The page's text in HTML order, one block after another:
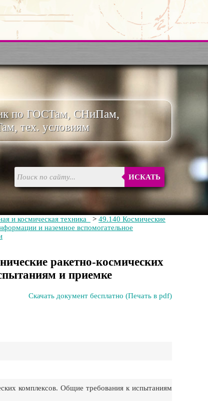
по ГОСТам, СНиПам,
тех. условиям
ИСКАТЬ
и космическая техника > 49.140 Космические
и наземное вспомогательное
ракетно-космических
и приемке
Скачать документ бесплатно (Печать в pdf)
комплексов. Общие требования к испытаниям